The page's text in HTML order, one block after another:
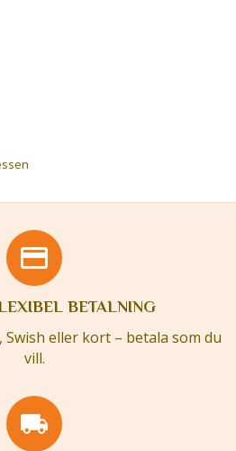
BETALNING
Swish eller kort – betala som du
vill.